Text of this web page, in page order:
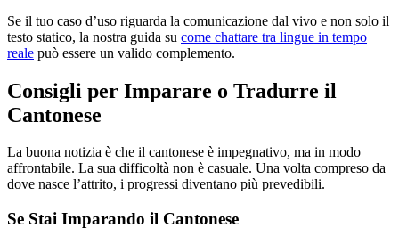
Se il tuo caso d’uso riguarda la comunicazione dal vivo e non solo il
testo statico, la nostra guida su come chattare tra lingue in tempo
reale può essere un valido complemento.
Consigli per Imparare o Tradurre il
Cantonese
La buona notizia è che il cantonese è impegnativo, ma in modo
affrontabile. La sua difficoltà non è casuale. Una volta compreso da
dove nasce l’attrito, i progressi diventano più prevedibili.
Se Stai Imparando il Cantonese